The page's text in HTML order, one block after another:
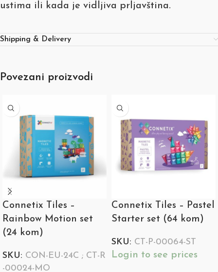
ustima ili kada je vidljiva prljavština.
Shipping & Delivery
Povezani proizvodi
Connetix Tiles –
Rainbow Motion set
(24 kom)
SKU: CON-EU-24C ; CT-R
-00024-MO
Connetix Tiles – Pastel
Starter set (64 kom)
SKU: CT-P-00064-ST
Login to see prices